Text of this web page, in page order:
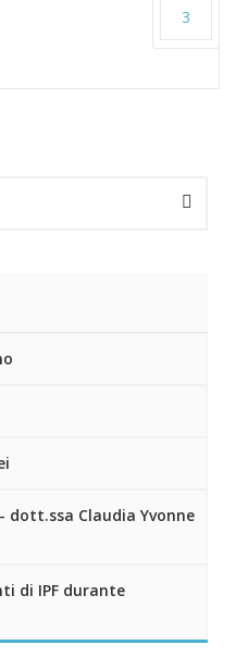
3
dott.ssa Claudia Yvonne
di IPF durante